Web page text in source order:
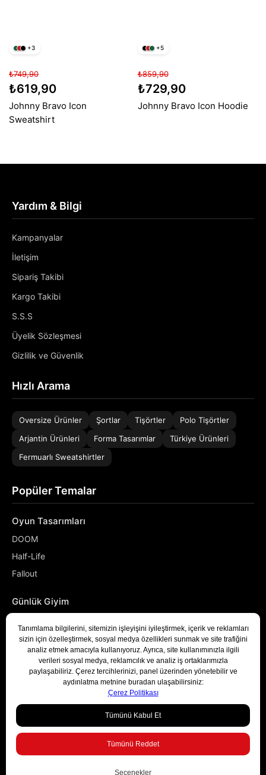
+3
₺749,90
₺619,90
Johnny Bravo Icon
Sweatshirt
+5
₺859,90
₺729,90
Johnny Bravo Icon Hoodie
Yardım & Bilgi
Kampanyalar
İletişim
Sipariş Takibi
Kargo Takibi
S.S.S
Üyelik Sözleşmesi
Gizlilik ve Güvenlik
Hızlı Arama
Oversize Ürünler Şortlar Tişörtler
Polo Tişörtler
Arjantin Ürünleri
Forma Tasarımlar
Türkiye Ürünleri
Fermuarlı Sweatshirtler
Popüler Temalar
Oyun Tasarımları
DOOM
Half-Life
Fallout
Günlük Giyim
Denizci
Developer
Bizimle İletişime Geçin